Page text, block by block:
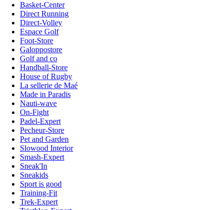
Basket-Center
Direct Running
Direct-Volley
Espace Golf
Foot-Store
Galoppostore
Golf and co
Handball-Store
House of Rugby
La sellerie de Maé
Made in Paradis
Nauti-wave
On-Fight
Padel-Expert
Pecheur-Store
Pet and Garden
Slowood Interior
Smash-Expert
Sneak'In
Sneakids
Sport is good
Training-Fit
Trek-Expert